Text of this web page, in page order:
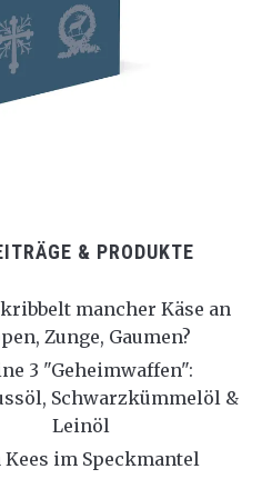
& PRODUKTE
mancher Käse an
Zunge, Gaumen?
3 "Geheimwaffen":
Schwarzkümmelöl &
Leinöl
Kees im Speckmantel